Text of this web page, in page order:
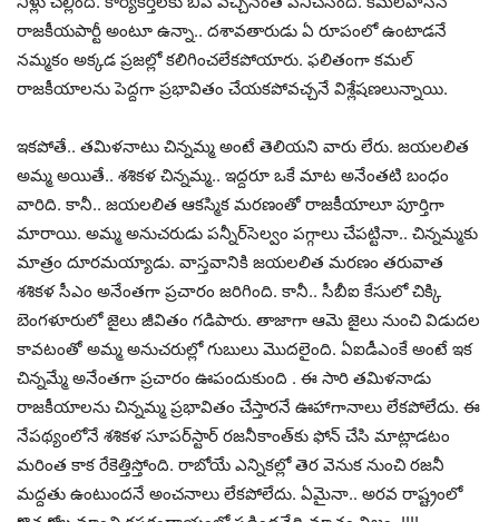
రాజ‌కీయపార్టీ అంటూ ఉన్నా.. ద‌శావ‌తారుడు ఏ రూపంలో ఉంటాడ‌నే
న‌మ్మ‌కం అక్క‌డ ప్ర‌జ‌ల్లో క‌లిగించ‌లేక‌పోయారు. ఫ‌లితంగా క‌మ‌ల్
రాజ‌కీయాల‌ను పెద్ద‌గా ప్ర‌భావితం చేయ‌క‌పోవ‌చ్చ‌నే విశ్లేష‌ణ‌లున్నాయి.
ఇక‌పోతే.. త‌మిళ‌నాటు చిన్న‌మ్మ అంటే తెలియ‌ని వారు లేరు. జ‌య‌ల‌లిత
అమ్మ అయితే.. శ‌శిక‌ళ చిన్న‌మ్మ‌.. ఇద్ద‌రూ ఒకే మాట అనేంత‌టి బంధం
వారిది. కానీ.. జ‌య‌ల‌లిత ఆక‌స్మిక మ‌ర‌ణంతో రాజ‌కీయాలూ పూర్తిగా
మారాయి. అమ్మ అనుచ‌రుడు ప‌న్నీర్‌సెల్వం ప‌గ్గాలు చేప‌ట్టినా.. చిన్న‌మ్మ‌కు
మాత్రం దూర‌మ‌య్యాడు. వాస్త‌వానికి జ‌య‌ల‌లిత మ‌ర‌ణం త‌రువాత
శ‌శిక‌ళ సీఎం అనేంత‌గా ప్ర‌చారం జ‌రిగింది. కానీ.. సీబీఐ కేసులో చిక్కి
బెంగ‌ళూరులో జైలు జీవితం గ‌డిపారు. తాజాగా ఆమె జైలు నుంచి విడుద‌ల
కావ‌టంతో అమ్మ అనుచ‌రుల్లో గుబులు మొద‌లైంది. ఏఐడీఎంకే అంటే ఇక
చిన్న‌మ్మే అనేంత‌గా ప్ర‌చారం ఊపందుకుంది . ఈ సారి త‌మిళ‌నాడు
రాజ‌కీయాల‌ను చిన్న‌మ్మ ప్ర‌భావితం చేస్తార‌నే ఊహాగానాలు లేక‌పోలేదు. ఈ
నేప‌థ్యంలోనే శ‌శిక‌ళ సూప‌ర్‌స్టార్ ర‌జ‌నీకాంత్‌కు ఫోన్ చేసి మాట్లాడ‌టం
మ‌రింత కాక రేకెత్తిస్తోంది. రాబోయే ఎన్నిక‌ల్లో తెర వెనుక నుంచి ర‌జ‌నీ
మ‌ద్దతు ఉంటుంద‌నే అంచ‌నాలు లేక‌పోలేదు. ఏమైనా.. అర‌వ రాష్ట్రంలో